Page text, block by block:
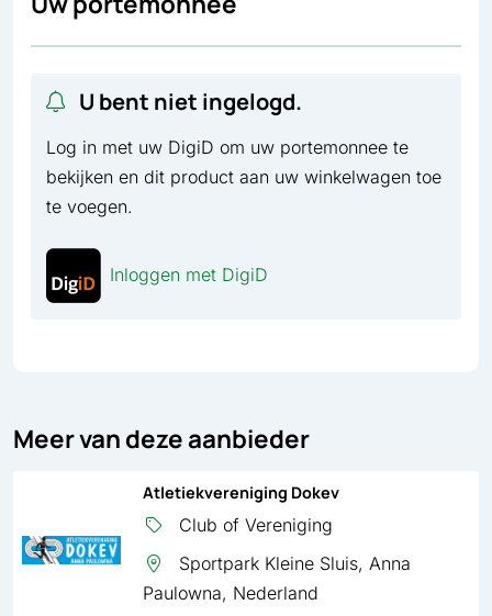
U bent niet ingelogd.
Log in met uw DigiD om uw portemonnee te
bekijken en dit product aan uw winkelwagen toe
te voegen.
Inloggen met DigiD
Meer van deze aanbieder
Atletiekvereniging Dokev
Club of Vereniging
Sportpark Kleine Sluis, Anna
Paulowna, Nederland